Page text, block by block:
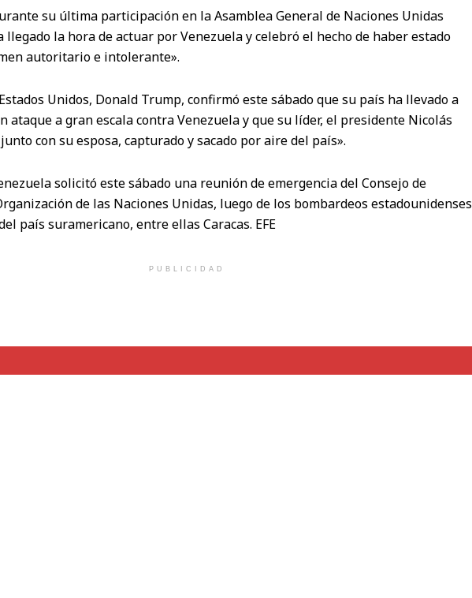
su última participación en la Asamblea General de Naciones Unidas
la hora de actuar por Venezuela y celebró el hecho de haber estado
autoritario e intolerante».
Unidos, Donald Trump, confirmó este sábado que su país ha llevado a
ataque a gran escala contra Venezuela y que su líder, el presidente Nicolás
con su esposa, capturado y sacado por aire del país».
solicitó este sábado una reunión de emergencia del Consejo de
de las Naciones Unidas, luego de los bombardeos estadounidenses
país suramericano, entre ellas Caracas. EFE
PUBLICIDAD